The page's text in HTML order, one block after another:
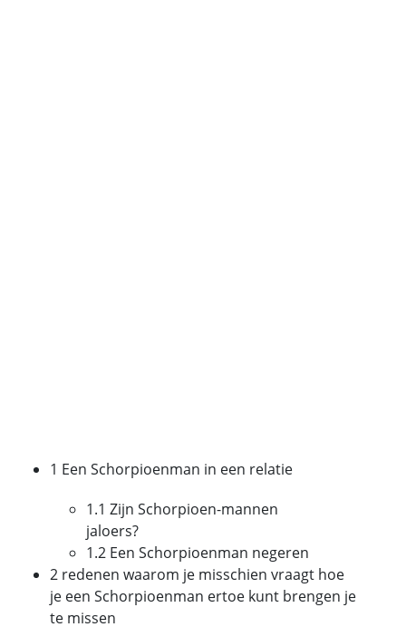
1 Een Schorpioenman in een relatie
1.1 Zijn Schorpioen-mannen
jaloers?
1.2 Een Schorpioenman negeren
2 redenen waarom je misschien vraagt ​​hoe
je een Schorpioenman ertoe kunt brengen je
te missen